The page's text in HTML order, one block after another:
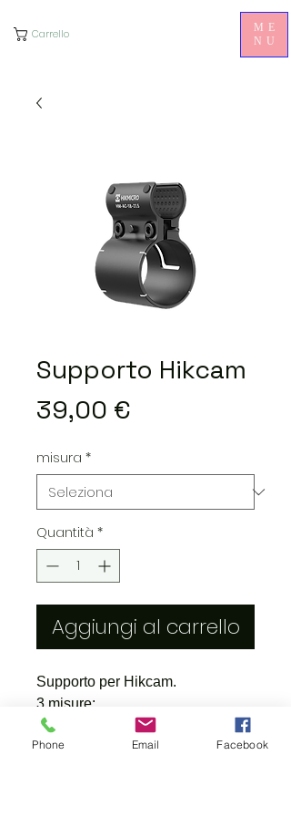
Carrello
ME
NU
Supporto Hikcam
39,00 €
misura *
Quantità *
Aggiungi al carrello
Supporto per Hikcam.
3 misure:
14,5-18mm
18-21,5mm
Phone Email Facebook